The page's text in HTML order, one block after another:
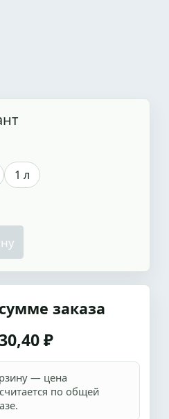
1 л
заказа
₽
— цена
по общей